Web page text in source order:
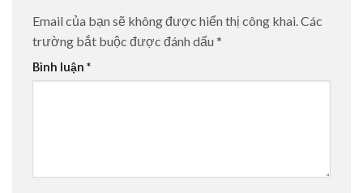
Email của bạn sẽ không được hiển thị công khai. Các
trường bắt buộc được đánh dấu *
Bình luận *